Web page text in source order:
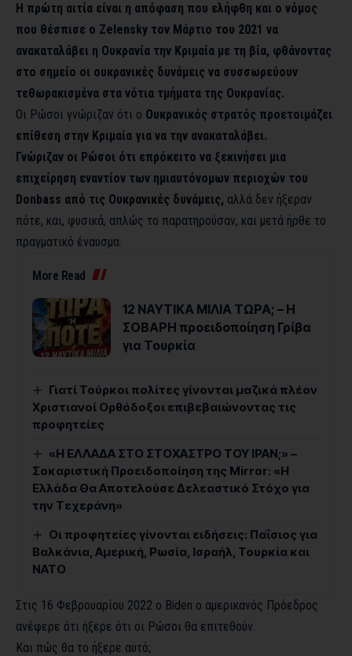
Η πρώτη αιτία είναι η απόφαση που ελήφθη και ο νόμος
που θέσπισε ο Zelensky τον Μάρτιο του 2021 να
ανακαταλάβει η Ουκρανία την Κριμαία με τη βία, φθάνοντας
στο σημείο οι ουκρανικές δυνάμεις να συσσωρεύουν
τεθωρακισμένα στα νότια τμήματα της Ουκρανίας.
Οι Ρώσοι γνώριζαν ότι ο Ουκρανικός στρατός προετοιμάζει
επίθεση στην Κριμαία για να την ανακαταλάβει.
Γνώριζαν οι Ρώσοι ότι επρόκειτο να ξεκινήσει μια
επιχείρηση εναντίον των ημιαυτόνομων περιοχών του
Donbass από τις Ουκρανικές δυνάμεις, αλλά δεν ήξεραν
πότε, και, φυσικά, απλώς το παρατηρούσαν, και μετά ήρθε το
πραγματικό έναυσμα.
More Read
12 NAYTIKA ΜΙΛΙΑ ΤΩΡΑ; – Η
ΣΟΒΑΡΗ προειδοποίηση Γρίβα
για Τουρκία
Γιατί Τούρκοι πολίτες γίνονται μαζικά πλέον
Χριστιανοί Ορθόδοξοι επιβεβαιώνοντας τις
προφητείες
«Η ΕΛΛΑΔΑ ΣΤΟ ΣΤΟΧΑΣΤΡΟ ΤΟΥ ΙΡΑΝ;» –
Σοκαριστική Προειδοποίηση της Mirror: «Η
Ελλάδα Θα Αποτελούσε Δελεαστικό Στόχο για
την Τεχεράνη»
Οι προφητείες γίνονται ειδήσεις: Παΐσιος για
Βαλκάνια, Αμερική, Ρωσία, Ισραήλ, Τουρκία και
ΝΑΤΟ
Στις 16 Φεβρουαρίου 2022 ο Biden ο αμερικανός Πρόεδρος
ανέφερε ότι ήξερε ότι οι Ρώσοι θα επιτεθούν.
Και πώς θα το ήξερε αυτό;